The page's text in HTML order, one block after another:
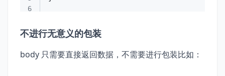
6
不进行无意义的包装
body 只需要直接返回数据，不需要进行包装比如：